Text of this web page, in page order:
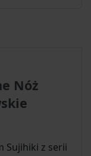
Nóż
Sujihiki z serii